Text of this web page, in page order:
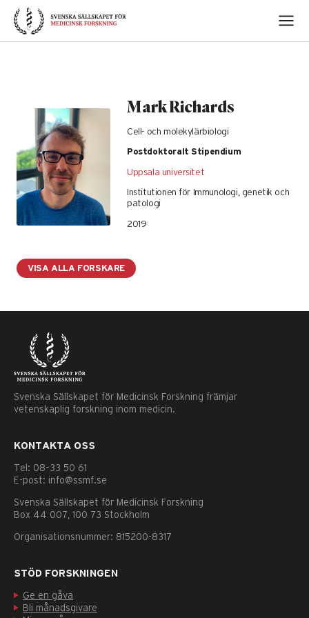
Skip
content
Mark Richards
Cell- och molekylärbiologi
Postdoktoralt Stipendium
Uppsala universitet
Institutionen för Immunologi, genetik och
patologi
2019
VISA ALLA FORSKARE
Svenska Sällskapet för Medicinsk Forskning främjar
vetenskaplig forskning inom medicin.
KONTAKTA OSS
Tel: 08–33 50 61
E-post: info@ssmf.se
Svenska Sällskapet för Medicinsk Forskning
Box 44 007, 100 73 Stockholm
Organisationsnummer: 815200-8317
STÖD FORSKNINGEN
Ge en gåva
Bli månadsgivare
Nödvändiga